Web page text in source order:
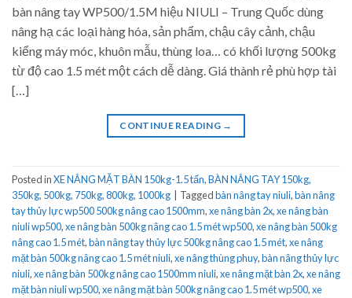
bàn nâng tay WP500/1.5M hiệu NIULI – Trung Quốc dùng
nâng hạ các loại hàng hóa, sản phẩm, chậu cây cảnh, chậu
kiểng máy móc, khuôn mẫu, thùng loa… có khối lượng 500kg
từ độ cao 1.5 mét một cách dễ dàng. Giá thành rẻ phù hợp tài
[…]
CONTINUE READING →
Posted inXE NÂNG MẶT BÀN 150kg-1.5 tấn,BÀN NÂNG TAY 150kg,
350kg, 500kg, 750kg, 800kg, 1000kg
Taggedbàn nâng tay niuli,bàn nâng
tay thủy lực wp500 500kg nâng cao 1500mm,xe nâng bàn 2x,xe nâng bàn
niuli wp500,xe nâng bàn 500kg nâng cao 1.5 mét wp500,xe nâng bàn 500kg
nâng cao 1.5 mét,bàn nâng tay thủy lực 500kg nâng cao 1.5 mét,xe nâng
mặt bàn 500kg nâng cao 1.5 mét niuli,xe nâng thùng phuy,bàn nâng thủy lực
niuli,xe nâng bàn 500kg nâng cao 1500mm niuli,xe nâng mặt bàn 2x,xe nâng
mặt bàn niuli wp500,xe nâng mặt bàn 500kg nâng cao 1.5 mét wp500,xe